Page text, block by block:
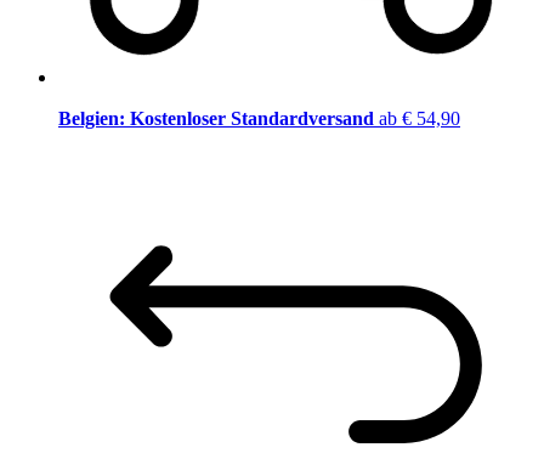
Belgien: Kostenloser Standardversand ab € 54,90